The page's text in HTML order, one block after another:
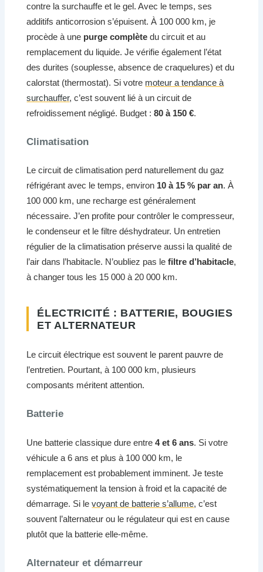
contre la surchauffe et le gel. Avec le temps, ses
additifs anticorrosion s’épuisent. À 100 000 km, je
procède à une purge complète du circuit et au
remplacement du liquide. Je vérifie également l’état
des durites (souplesse, absence de craquelures) et du
calorstat (thermostat). Si votre moteur a tendance à
surchauffer, c’est souvent lié à un circuit de
refroidissement négligé. Budget :80 à 150 €.
Climatisation
Le circuit de climatisation perd naturellement du gaz
réfrigérant avec le temps, environ 10 à 15 % par an. À
100 000 km, une recharge est généralement
nécessaire. J’en profite pour contrôler le compresseur,
le condenseur et le filtre déshydrateur. Un entretien
régulier de la climatisation préserve aussi la qualité de
l’air dans l’habitacle. N’oubliez pas lefiltre d’habitacle,
à changer tous les 15 000 à 20 000 km.
ÉLECTRICITÉ : BATTERIE, BOUGIES
ET ALTERNATEUR
Le circuit électrique est souvent le parent pauvre de
l’entretien. Pourtant, à 100 000 km, plusieurs
composants méritent attention.
Batterie
Une batterie classique dure entre4 et 6 ans. Si votre
véhicule a 6 ans et plus à 100 000 km, le
remplacement est probablement imminent. Je teste
systématiquement la tension à froid et la capacité de
démarrage. Si levoyant de batterie s’allume, c’est
souvent l’alternateur ou le régulateur qui est en cause
plutôt que la batterie elle-même.
Alternateur et démarreur